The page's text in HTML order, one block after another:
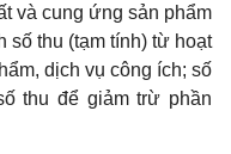
và cung ứng sản phẩm
số thu (tạm tính) từ hoạt
dịch vụ công ích; số
thu để giảm trừ phần